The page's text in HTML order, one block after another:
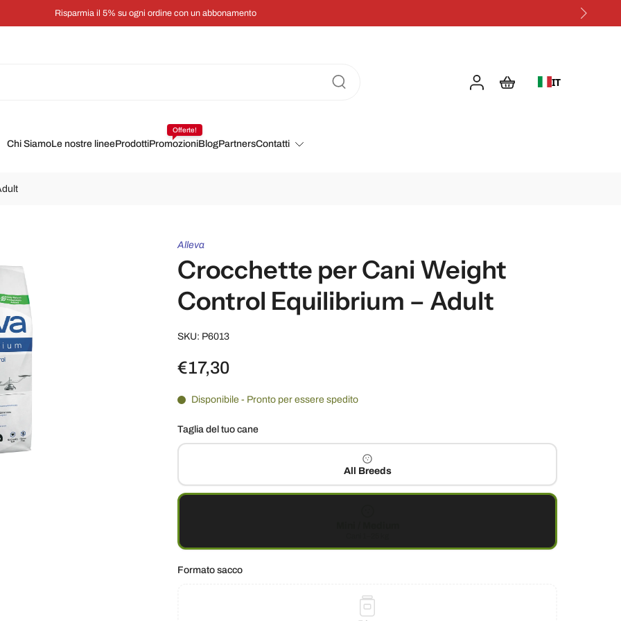
Risparmia il 5% su ogni ordine con un abbonamento
IT
Chi SiamoLe nostre lineeProdottiPromozioni
Offerte!
BlogPartnersContatti
Alleva
Crocchette per Cani Weight
Control Equilibrium – Adult
SKU: P6013
€17,30
Disponibile - Pronto per essere spedito
Taglia del tuo cane
All Breeds
Formato sacco